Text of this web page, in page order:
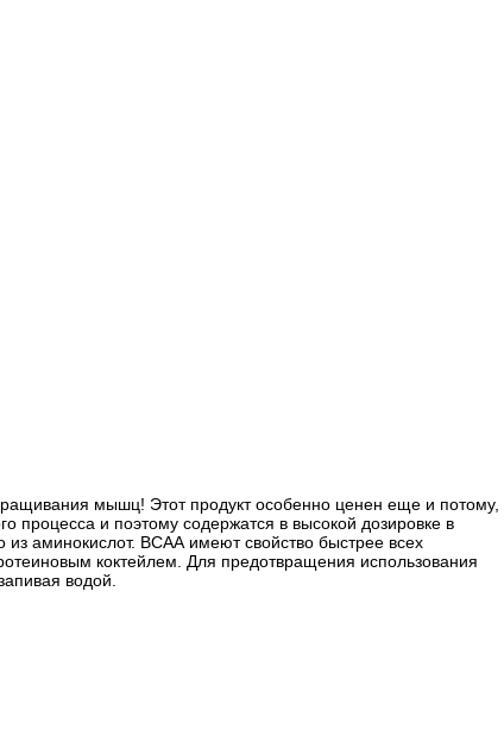
мышц! Этот продукт особенно ценен еще и потому,
и поэтому содержатся в высокой дозировке в
из аминокислот. ВСАА имеют свойство быстрее всех
коктейлем. Для предотвращения использования
водой.